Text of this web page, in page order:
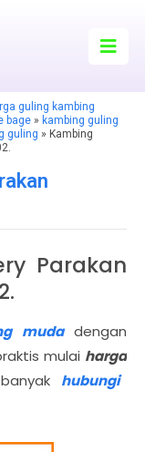
guling kambing
bage » kambing guling
guling » Kambing
Parakan
muda dengan
mulai harga
hubungi